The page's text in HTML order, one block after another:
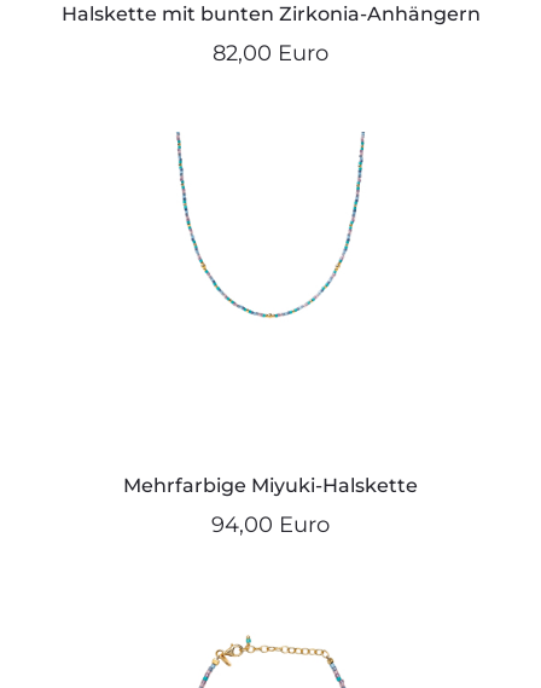
Halskette mit bunten Zirkonia-Anhängern
82,00 Euro
Mehrfarbige Miyuki-Halskette
94,00 Euro